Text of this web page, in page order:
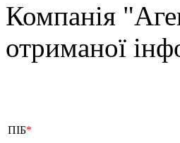
Компанія
отриманої
ПІБ*